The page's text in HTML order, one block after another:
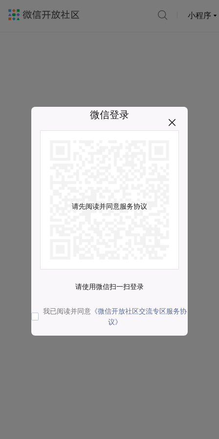
小程序
微信登录
请先阅读并同意服务协议
请使用微信扫一扫登录
我已阅读并同意 《微信开放社区交流专区服务协
议》